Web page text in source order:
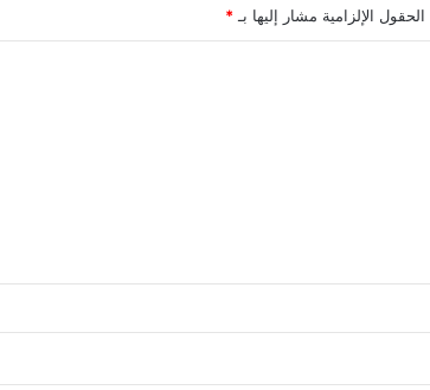
الحقول الإلزامية مشار إليها بـ *